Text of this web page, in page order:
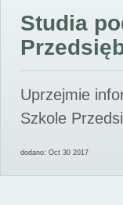
Studia
Uprzejmie
Szkole
dodano: Oct 30 2017